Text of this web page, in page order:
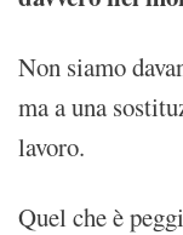
Non siamo
ma a una
lavoro.
Quel che è